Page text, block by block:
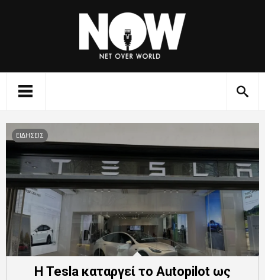
ΕΙΔΗΣΕΙΣ
Η Tesla καταργεί το Autopilot ως